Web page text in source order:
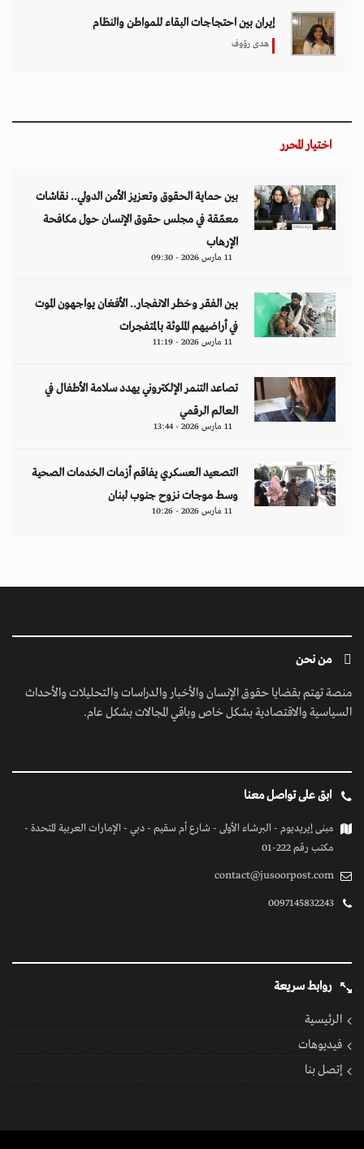
إيران بين احتجاجات البقاء للمواطن والنظام
هدى رؤوف
اختيار المحرر
بين حماية الحقوق وتعزيز الأمن الدولي.. نقاشات
معمّقة في مجلس حقوق الإنسان حول مكافحة
الإرهاب
11 مارس 2026 - 09:30
بين الفقر وخطر الانفجار.. الأفغان يواجهون الموت
في أراضيهم الملوثة بالمتفجرات
11 مارس 2026 - 11:19
تصاعد التنمر الإلكتروني يهدد سلامة الأطفال في
العالم الرقمي
11 مارس 2026 - 13:44
التصعيد العسكري يفاقم أزمات الخدمات الصحية
وسط موجات نزوح جنوب لبنان
11 مارس 2026 - 10:26
من نحن
منصة تهتم بقضايا حقوق الإنسان والأخبار والدراسات والتحليلات والأحداث
السياسية والاقتصادية بشكل خاص وباقي المجالات بشكل عام.
ابق على تواصل معنا
مبنى إيريديوم - البرشاء الأولى - شارع أم سقيم - دبي - الإمارات العربية المتحدة -
مكتب رقم 222-01
contact@jusoorpost.com
0097145832243
روابط سريعة
الرئيسية
فيديوهات
إتصل بنا